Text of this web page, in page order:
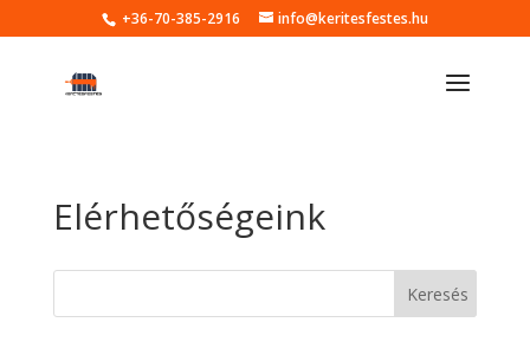
+36-70-385-2916 info@keritesfestes.hu
Elérhetőségeink